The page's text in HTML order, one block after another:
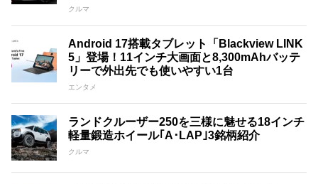
クルマ
Android 17搭載タブレット「Blackview LINK
5」登場！11インチ大画面と8,300mAhバッテ
リーで外出先でも使いやすい1台
エンタメ
ランドクルーザー250を三様に魅せる18インチ
軽量鍛造ホイール｢A･LAP｣3銘柄紹介
クルマ